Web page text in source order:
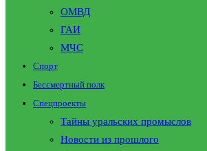
ОМВД
ГАИ
МЧС
Спорт
Бессмертный полк
Спецпроекты
Тайны уральских промыслов
Новости из прошлого